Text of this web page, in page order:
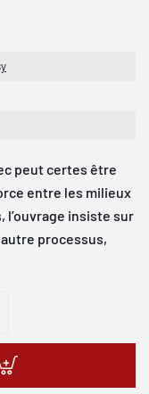
peut certes être
entre les milieux
insiste sur
processus,